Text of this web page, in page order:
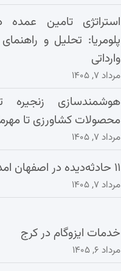
استراتژی تامین عمده
پلومریا: تحلیل و
وارداتی
مرداد ۷, ۱۴۰۵
هوشمندسازی زنجیره
محصولات کشاورزی تا
مرداد ۷, ۱۴۰۵
۱۱ حادثه‌دیده در اصفهان امدادرسانی شدند
مرداد ۷, ۱۴۰۵
خدمات ایزوگام در کرج
مرداد ۶, ۱۴۰۵